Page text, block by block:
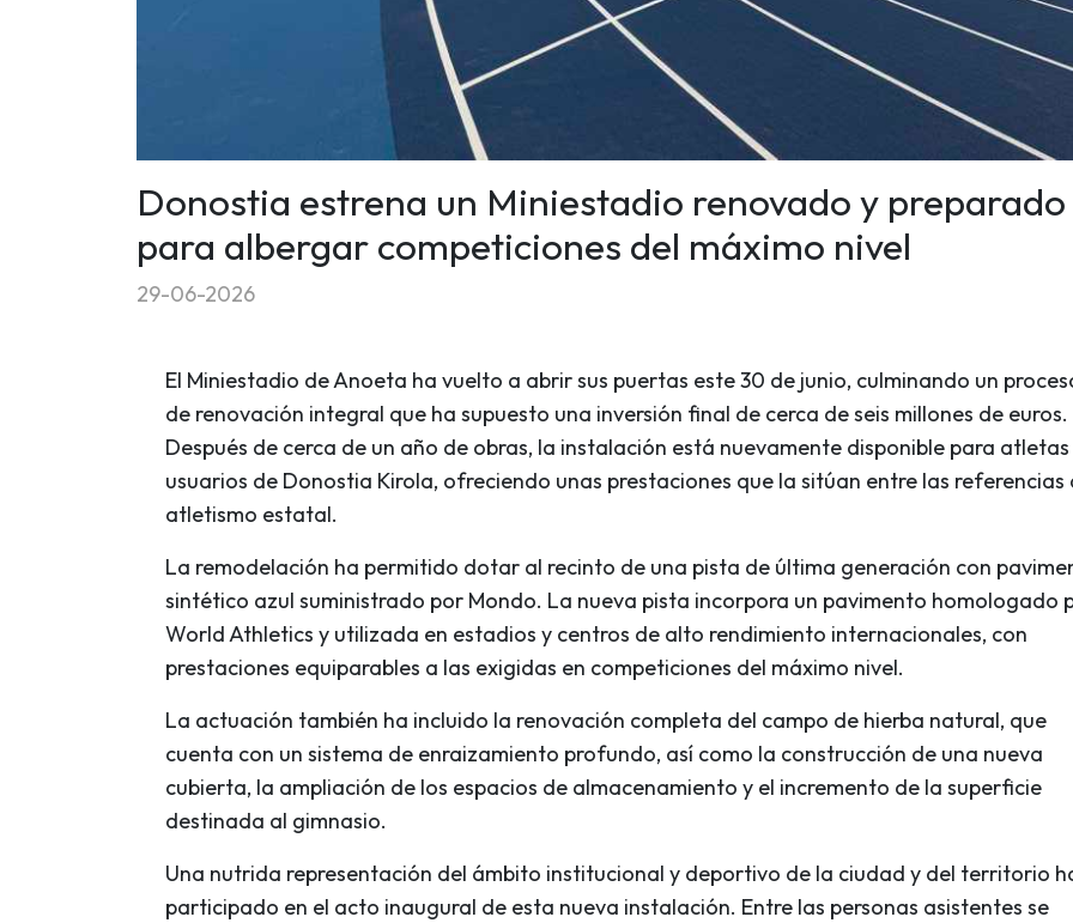
Donostia estrena un Miniestadio renovado y preparado
para albergar competiciones del máximo nivel
29-06-2026
El Miniestadio de Anoeta ha vuelto a abrir sus puertas este 30 de junio, culminando un
de renovación integral que ha supuesto una inversión final de cerca de seis millones de euros.
Después de cerca de un año de obras, la instalación está nuevamente disponible para atletas
usuarios de Donostia Kirola, ofreciendo unas prestaciones que la sitúan entre las referencias
atletismo estatal.
La remodelación ha permitido dotar al recinto de una pista de última generación con
sintético azul suministrado por Mondo. La nueva pista incorpora un pavimento homologado
World Athletics y utilizada en estadios y centros de alto rendimiento internacionales, con
prestaciones equiparables a las exigidas en competiciones del máximo nivel.
La actuación también ha incluido la renovación completa del campo de hierba natural, que
cuenta con un sistema de enraizamiento profundo, así como la construcción de una nueva
cubierta, la ampliación de los espacios de almacenamiento y el incremento de la superficie
destinada al gimnasio.
Una nutrida representación del ámbito institucional y deportivo de la ciudad y del territorio
participado en el acto inaugural de esta nueva instalación. Entre las personas asistentes se